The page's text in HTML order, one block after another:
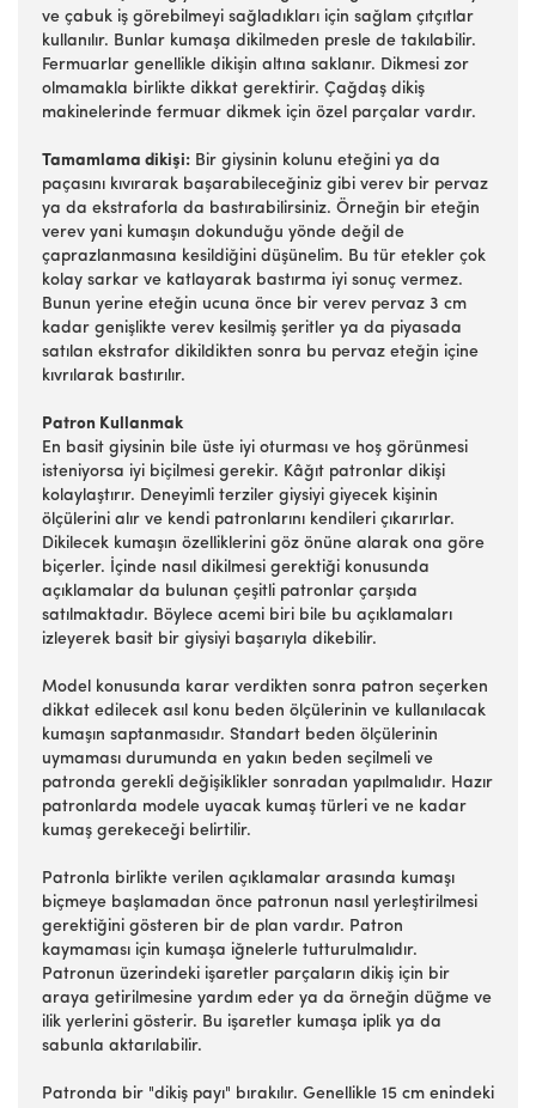
ve çabuk iş görebilmeyi sağladıkları için sağlam çıtçıtlar
kullanılır. Bunlar kumaşa dikilmeden presle de takılabilir.
Fermuarlar genellikle dikişin altına saklanır. Dikmesi zor
olmamakla birlikte dikkat gerektirir. Çağdaş dikiş
makinelerinde fermuar dikmek için özel parçalar vardır.
Tamamlama dikişi: Bir giysinin kolunu eteğini ya da
paçasını kıvırarak başarabileceğiniz gibi verev bir pervaz
ya da ekstraforla da bastırabilirsiniz. Örneğin bir eteğin
verev yani kumaşın dokunduğu yönde değil de
çaprazlanmasına kesildiğini düşünelim. Bu tür etekler çok
kolay sarkar ve katlayarak bastırma iyi sonuç vermez.
Bunun yerine eteğin ucuna önce bir verev pervaz 3 cm
kadar genişlikte verev kesilmiş şeritler ya da piyasada
satılan ekstrafor dikildikten sonra bu pervaz eteğin içine
kıvrılarak bastırılır.
Patron Kullanmak
En basit giysinin bile üste iyi oturması ve hoş görünmesi
isteniyorsa iyi biçilmesi gerekir. Kâğıt patronlar dikişi
kolaylaştırır. Deneyimli terziler giysiyi giyecek kişinin
ölçülerini alır ve kendi patronlarını kendileri çıkarırlar.
Dikilecek kumaşın özelliklerini göz önüne alarak ona göre
biçerler. İçinde nasıl dikilmesi gerektiği konusunda
açıklamalar da bulunan çeşitli patronlar çarşıda
satılmaktadır. Böylece acemi biri bile bu açıklamaları
izleyerek basit bir giysiyi başarıyla dikebilir.
Model konusunda karar verdikten sonra patron seçerken
dikkat edilecek asıl konu beden ölçülerinin ve kullanılacak
kumaşın saptanmasıdır. Standart beden ölçülerinin
uymaması durumunda en yakın beden seçilmeli ve
patronda gerekli değişiklikler sonradan yapılmalıdır. Hazır
patronlarda modele uyacak kumaş türleri ve ne kadar
kumaş gerekeceği belirtilir.
Patronla birlikte verilen açıklamalar arasında kumaşı
biçmeye başlamadan önce patronun nasıl yerleştirilmesi
gerektiğini gösteren bir de plan vardır. Patron
kaymaması için kumaşa iğnelerle tutturulmalıdır.
Patronun üzerindeki işaretler parçaların dikiş için bir
araya getirilmesine yardım eder ya da örneğin düğme ve
ilik yerlerini gösterir. Bu işaretler kumaşa iplik ya da
sabunla aktarılabilir.
Patronda bir "dikiş payı" bırakılır. Genellikle 15 cm enindeki